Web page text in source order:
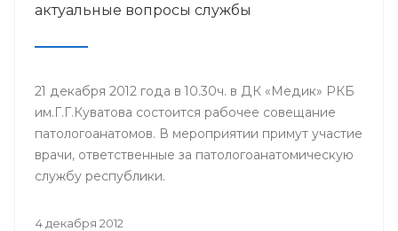
актуальные вопросы службы
21 декабря 2012 года в 10.30ч. в ДК «Медик» РКБ
им.Г.Г.Куватова состоится рабочее совещание
патологоанатомов. В мероприятии примут участие
врачи, ответственные за патологоанатомическую
службу республики.
4 декабря 2012